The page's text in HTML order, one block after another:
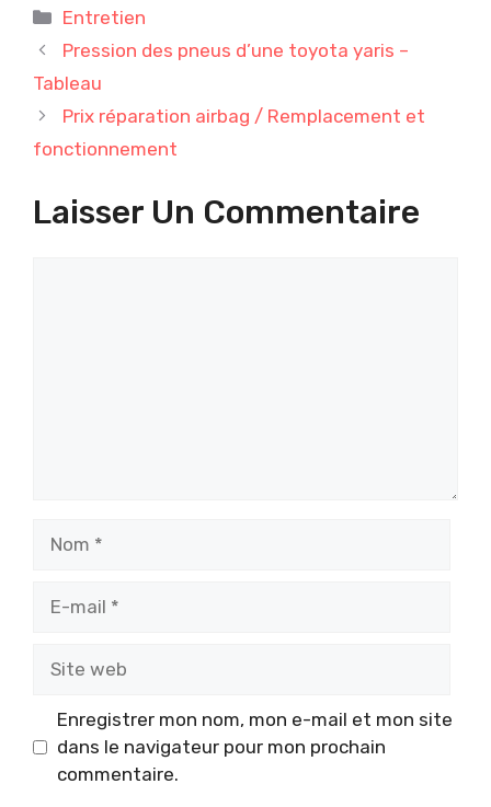
Catégories
Entretien
Pression des pneus d’une toyota yaris –
Tableau
Prix réparation airbag / Remplacement et
fonctionnement
Laisser Un Commentaire
Enregistrer mon nom, mon e-mail et mon site
dans le navigateur pour mon prochain
commentaire.